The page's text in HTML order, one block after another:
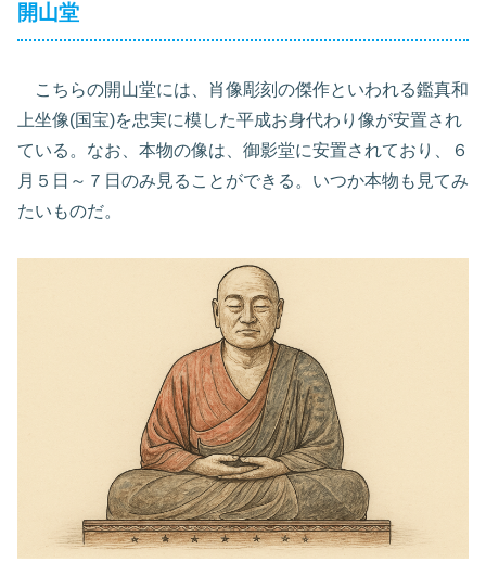
開山堂
こちらの開山堂には、肖像彫刻の傑作といわれる鑑真和
上坐像(国宝)を忠実に模した平成お身代わり像が安置され
ている。なお、本物の像は、御影堂に安置されており、６
月５日～７日のみ見ることができる。いつか本物も見てみ
たいものだ。